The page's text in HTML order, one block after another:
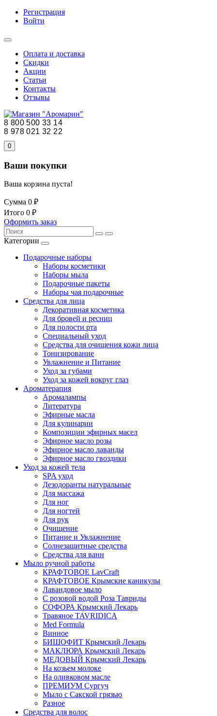
Регистрация
Войти
Оплата и доставка
Скидки
Акции
Статьи
Контакты
Отзывы
8 800 500 33 14
8 978 021 32 22
0
Ваши покупки
Ваша корзина пуста!
Сумма 0 ₽
Итого 0 ₽
Оформить заказ
Категории
Подарочные наборы
Наборы косметики
Наборы мыла
Подарочные пакеты
Наборы чая подарочные
Средства для лица
Декоративная косметика
Для бровей и ресниц
Для полости рта
Специальный уход
Средства для очищения кожи лица
Тонизирование
Увлажнение и Питание
Уход за губами
Уход за кожей вокруг глаз
Ароматерапия
Аромалампы
Литература
Эфирные масла
Для кулинарии
Композиции эфирных масел
Эфирное масло розы
Эфирное масло лаванды
Эфирное масло гвоздики
Уход за кожей тела
SPA уход
Дезодоранты натуральные
Для массажа
Для ног
Для ногтей
Для рук
Очищение
Питание и Увлажнение
Солнезащитные средства
Средства для ванн
Мыло ручной работы
КРАФТОВОЕ LavCraft
КРАФТОВОЕ Крымские каникулы
Лавандовое мыло
С розовой водой Роза Тавриды
СОФОРА Крымский Лекарь
Травяное TAVRIDICA
Med Formula
Винное
БИШОФИТ Крымский Лекарь
МАКЛЮРА Крымский Лекарь
МЕДОВЫЙ Крымский Лекарь
На козьем молоке
На оливковом масле
ПРЕМИУМ Сургуч
Мыло с Сакской грязью
Разное
Средства для волос